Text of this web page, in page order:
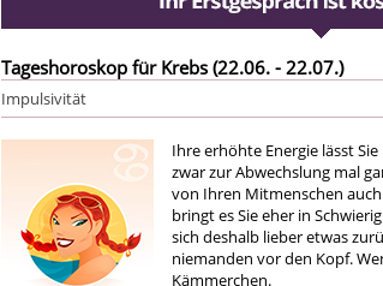
Tageshoroskop für Krebs (22.06. - 22.07.)
Impulsivität
Ihre erhöhte Energie lässt
zwar zur Abwechslung mal
von Ihren Mitmenschen
bringt es Sie eher in
sich deshalb lieber etwas
niemanden vor den Kopf.
Kämmerchen.